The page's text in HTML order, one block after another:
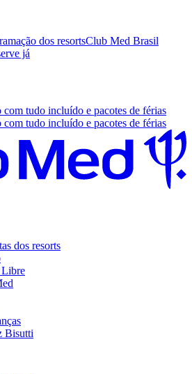
dos resortsClub Med Brasil
já
tudo incluído e pacotes de férias
tudo incluído e pacotes de férias
dos resorts
Libre
Bisutti